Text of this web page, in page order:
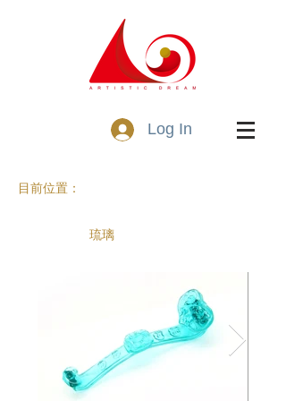
Log In
目前位置：
琉璃